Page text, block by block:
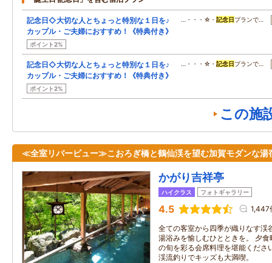
記念日◇大切な人とちょっと特別な１日を♪
カップル・ご夫婦におすすめ！《特典付き》
ポイント2%
…・・・☆・ 記念日 プランで…
記念日◇大切な人とちょっと特別な１日を♪
カップル・ご夫婦におすすめ！《特典付き》
ポイント2%
…・・・☆・ 記念日 プランで…
この施
≪全室リバービュー≫こおろぎ橋と鶴仙渓を望む加賀モダンな湯
かがり吉祥亭
ハイクラス フォトギャラリー
4.5 1,447
全ての客室から四季が織りなす渓
湯浴みを愉しむひとときを。 夕
の旬を彩る会席料理を堪能くださ
渓流釣りでキッズも大満喫。